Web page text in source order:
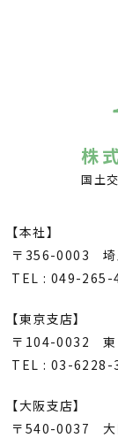
株
国土
【本社】
〒356-0003 埼
TEL : 049-
【東京支店】
〒104-0032 東
TEL : 03-
【大阪支店】
〒540-0037 大